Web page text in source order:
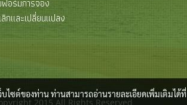
อร์มการจอง
กและเปลี่ยนแปลง
2015 All Rights Reserved
ไซต์ของท่าน ท่านสามารถอ่านรายละเอียดเพิ่มเติมได้ที่